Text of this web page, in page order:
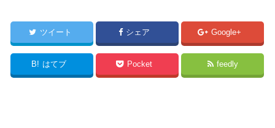
ツイート シェア Google+
B! はてブ Pocket feedly